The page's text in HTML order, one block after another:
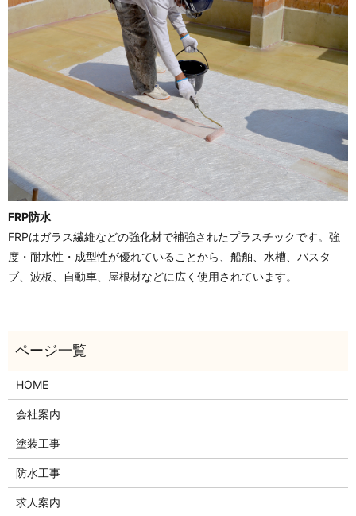
FRP防水
FRPはガラス繊維などの強化材で補強されたプラスチックです。強
度・耐水性・成型性が優れていることから、船舶、水槽、バスタ
ブ、波板、自動車、屋根材などに広く使用されています。
HOME
会社案内
塗装工事
防水工事
求人案内